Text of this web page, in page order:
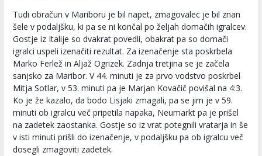
Tudi obračun v Mariboru je bil napet, zmagovalec je bil znan
šele v podaljšku, ki pa se ni končal po željah domačih igralcev.
Gostje iz Italije so dvakrat povedli, obakrat pa so domači
igralci uspeli izenačiti rezultat. Za izenačenje sta poskrbela
Marko Ferlež in Aljaž Ogrizek. Zadnja tretjina se je začela
sanjsko za Maribor. V 44. minuti je za prvo vodstvo poskrbel
Mitja Sotlar, v 53. minuti pa je Marjan Kovačič povišal na 4:3.
Ko je že kazalo, da bodo Lisjaki zmagali, pa se jim je v 59.
minuti ob igralcu več pripetila napaka, Neumarkt pa je prišel
na zadetek zaostanka. Gostje so iz vrat potegnili vratarja in še
v isti minuti prišli do izenačenje, v podaljšku pa ob igralcu več
dosegli zmagoviti zadetek.